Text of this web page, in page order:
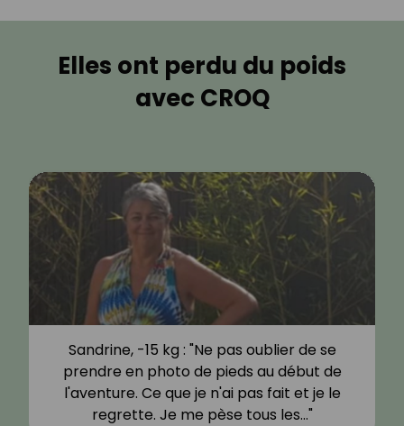
Elles ont perdu du poids
avec CROQ
Sandrine, -15 kg : "Ne pas oublier de se
prendre en photo de pieds au début de
l'aventure. Ce que je n'ai pas fait et je le
regrette. Je me pèse tous les…"